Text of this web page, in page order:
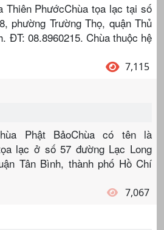
Thiên PhướcChùa tọa lạc tại số
phường Trường Thọ, quận Thủ
ĐT: 08.8960215. Chùa thuộc hệ
7,115
Phật BảoChùa có tên là
lạc ở số 57 đường Lạc Long
Tân Bình, thành phố Hồ Chí
7,067